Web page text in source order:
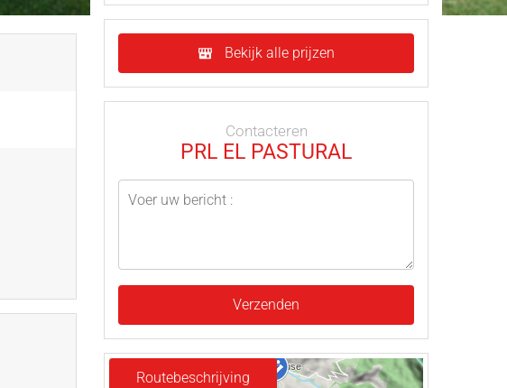
Bekijk alle prijzen
Contacteren
PRL EL PASTURAL
Verzenden
Routebeschrijving